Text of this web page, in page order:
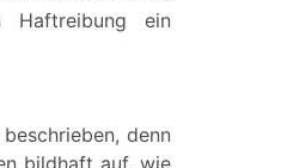
Haftreibung ein
denn
bildhaft auf, wie